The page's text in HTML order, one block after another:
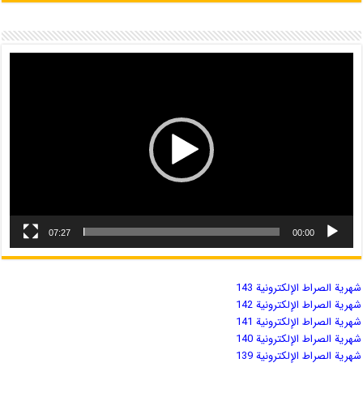
00:00
07:27
شهریة الصراط الإلكترونية 143
شهریة الصراط الإلكترونية 142
شهریة الصراط الإلكترونية 141
شهریة الصراط الإلكترونية 140
شهریة الصراط الإلكترونية 139